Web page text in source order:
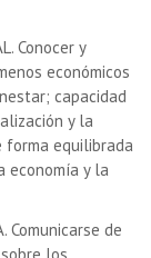
Conocer y
económicos
capacidad
y la
equilibrada
economía y la
Comunicarse de